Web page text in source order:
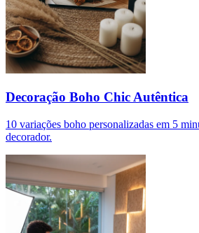
Decoração Boho Chic Autêntica
10 variações boho personalizadas em 5
decorador.